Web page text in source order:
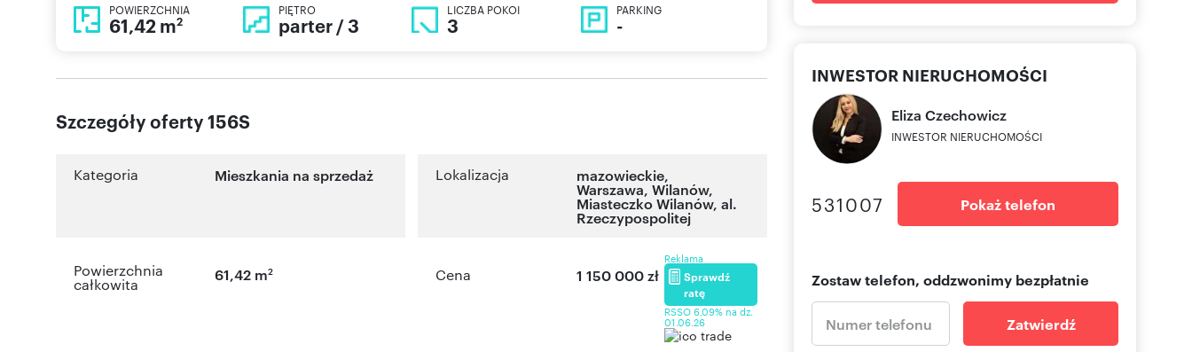
POWIERZCHNIA
61,42 m2
PIĘTRO
parter / 3
LICZBA POKOI
3
PARKING
-
Szczegóły oferty 156S
Kategoria Mieszkania na sprzedaż Lokalizacja mazowieckie,
Warszawa,Wilanów,
Miasteczko Wilanów,al.
Rzeczypospolitej
Powierzchnia
całkowita
61,42 m2 Cena 1 150 000 zł
Reklama
Sprawdź
ratę
RSSO 6,09% na dz.
01.06.26
INWESTOR NIERUCHOMOŚCI
Eliza Czechowicz
INWESTOR NIERUCHOMOŚCI
531007 Pokaż telefon
Zostaw telefon, oddzwonimy bezpłatnie
Zatwierdź